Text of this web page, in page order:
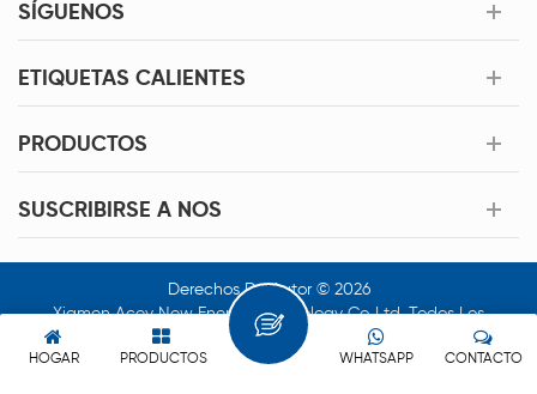
SÍGUENOS
ETIQUETAS CALIENTES
PRODUCTOS
SUSCRIBIRSE A NOS
Derechos De Autor © 2026
Xiamen Acey New Energy Technology Co.,Ltd. Todos Los
Derechos Reservados.
HOGAR PRODUCTOS CONTACTO
WHATSAPP